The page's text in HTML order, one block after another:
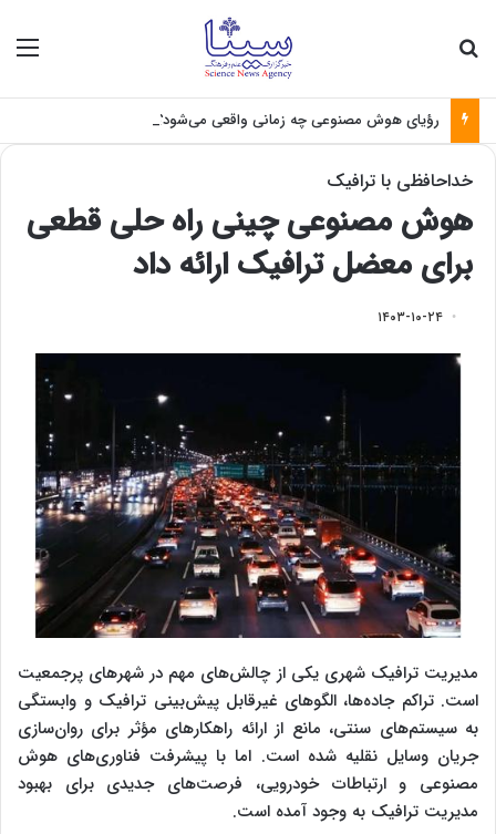
رؤیای هوش مصنوعی چه زمانی واقعی می‌شود؟
خداحافظی با ترافیک
هوش مصنوعی چینی راه حلی قطعی
برای معضل ترافیک ارائه داد
۱۴۰۳-۱۰-۲۴
​مدیریت ترافیک شهری یکی از چالش‌های مهم در شهرهای پرجمعیت
است. تراکم جاده‌ها، الگوهای غیرقابل پیش‌بینی ترافیک و وابستگی
به سیستم‌های سنتی، مانع از ارائه راهکارهای مؤثر برای روان‌سازی
جریان وسایل نقلیه شده است. اما با پیشرفت فناوری‌های هوش
مصنوعی و ارتباطات خودرویی، فرصت‌های جدیدی برای بهبود
مدیریت ترافیک به وجود آمده است.